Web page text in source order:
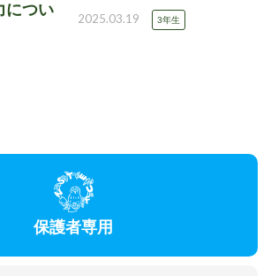
につい
2025.03.19 3年生
保護者専用